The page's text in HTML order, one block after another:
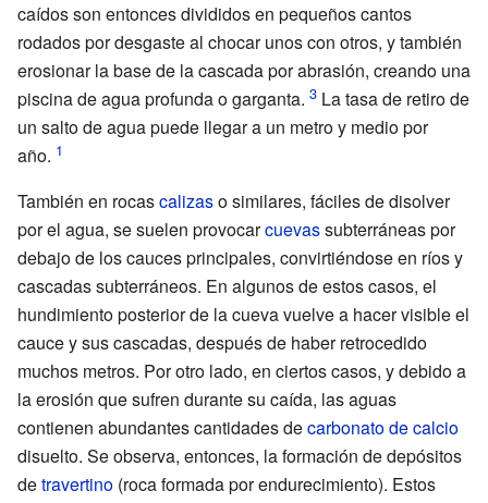
caídos son entonces divididos en pequeños cantos
rodados por desgaste al chocar unos con otros, y también
erosionar la base de la cascada por abrasión, creando una
piscina de agua profunda o garganta.
La tasa de retiro de
un salto de agua puede llegar a un metro y medio por
año.
También en rocascalizaso similares, fáciles de disolver
por el agua, se suelen provocarcuevassubterráneas por
debajo de los cauces principales, convirtiéndose en ríos y
cascadas subterráneos. En algunos de estos casos, el
hundimiento posterior de la cueva vuelve a hacer visible el
cauce y sus cascadas, después de haber retrocedido
muchos metros. Por otro lado, en ciertos casos, y debido a
la erosión que sufren durante su caída, las aguas
contienen abundantes cantidades decarbonato de calcio
disuelto. Se observa, entonces, la formación de depósitos
detravertino (roca formada por endurecimiento). Estos